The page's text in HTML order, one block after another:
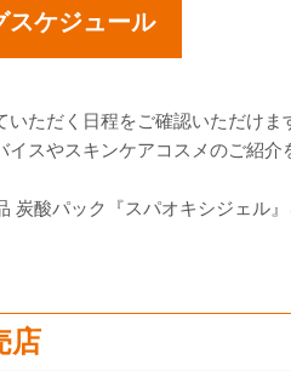
スケジュール
ただく日程をご確認いただけま
スやスキンケアコスメのご紹介
炭酸パック『スパオキシジェル
店